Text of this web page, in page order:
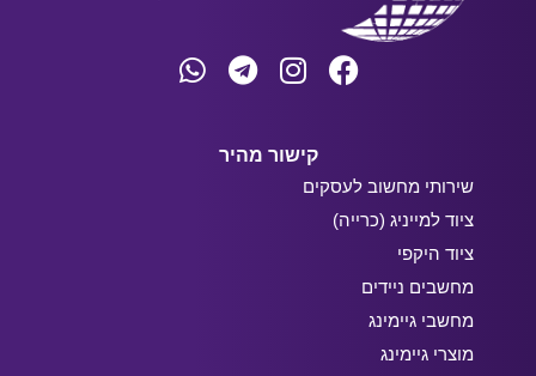
קישור מהיר
שירותי מחשוב לעסקים
ציוד למייניג (כרייה)
ציוד היקפי
מחשבים ניידים
מחשבי גיימינג
מוצרי גיימינג